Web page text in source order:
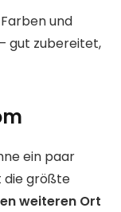
und
gut zubereitet,
ein paar
die größte
weiteren Ort